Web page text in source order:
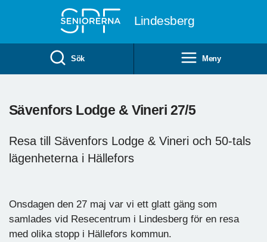
Lindesberg
Sök Meny
Sävenfors Lodge & Vineri 27/5
Resa till Sävenfors Lodge & Vineri och 50-tals
lägenheterna i Hällefors
Onsdagen den 27 maj var vi ett glatt gäng som
samlades vid Resecentrum i Lindesberg för en resa
med olika stopp i Hällefors kommun.